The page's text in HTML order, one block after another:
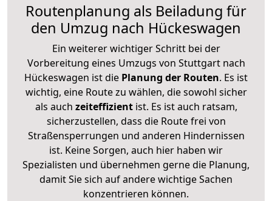
Routenplanung als Beiladung für
den Umzug nach Hückeswagen
Ein weiterer wichtiger Schritt bei der
Vorbereitung eines Umzugs von Stuttgart nach
Hückeswagen ist die Planung der Routen. Es ist
wichtig, eine Route zu wählen, die sowohl sicher
als auch zeiteffizientist. Es ist auch ratsam,
sicherzustellen, dass die Route frei von
Straßensperrungen und anderen Hindernissen
ist. Keine Sorgen, auch hier haben wir
Spezialisten und übernehmen gerne die Planung,
damit Sie sich auf andere wichtige Sachen
konzentrieren können.